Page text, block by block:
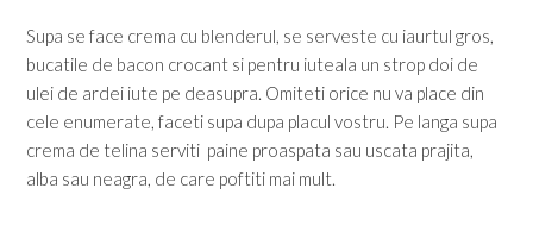
Supa se face crema cu blenderul, se serveste cu iaurtul gros,
bucatile de bacon crocant si pentru iuteala un strop doi de
ulei de ardei iute pe deasupra. Omiteti orice nu va place din
cele enumerate, faceti supa dupa placul vostru. Pe langa supa
crema de telina serviti paine proaspata sau uscata prajita,
alba sau neagra, de care poftiti mai mult.